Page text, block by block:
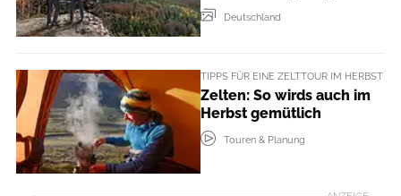
Deutschland
TIPPS FÜR EINE ZELTTOUR IM HERBST
Zelten: So wirds auch im
Herbst gemütlich
Touren & Planung